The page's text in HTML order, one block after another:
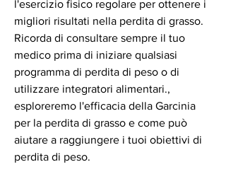
l'esercizio fisico regolare per ottenere i
migliori risultati nella perdita di grasso.
Ricorda di consultare sempre il tuo
medico prima di iniziare qualsiasi
programma di perdita di peso o di
utilizzare integratori alimentari.,
esploreremo l'efficacia della Garcinia
per la perdita di grasso e come può
aiutare a raggiungere i tuoi obiettivi di
perdita di peso.